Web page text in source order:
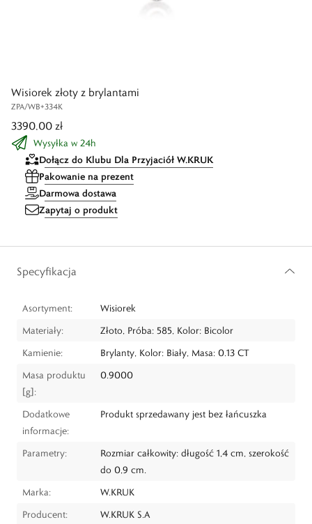
Wisiorek złoty z brylantami
ZPA/WB+334K
3390,00 zł
Wysyłka w 24h
Dołącz do Klubu Dla Przyjaciół W.KRUK
Pakowanie na prezent
Darmowa dostawa
Zapytaj o produkt
Specyfikacja
Asortyment:
Wisiorek
Materiały:
Złoto, Próba: 585, Kolor: Bicolor
Kamienie:
Brylanty, Kolor: Biały, Masa: 0.13 CT
Masa produktu
[g]:
0.9000
Dodatkowe
informacje:
Produkt sprzedawany jest bez łańcuszka
Parametry:
Rozmiar całkowity: długość 1,4 cm, szerokość
do 0,9 cm.
Marka:
W.KRUK
Producent:
W.KRUK S.A